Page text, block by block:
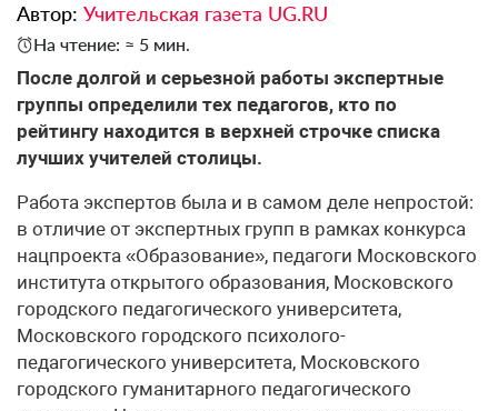
Автор: Учительская газета UG.RU
На чтение: ≈ 5 мин.
После долгой и серьезной работы экспертные
группы определили тех педагогов, кто по
рейтингу находится в верхней строчке списка
лучших учителей столицы.
Работа экспертов была и в самом деле непростой:
в отличие от экспертных групп в рамках конкурса
нацпроекта «Образование», педагоги Московского
института открытого образования, Московского
городского педагогического университета,
Московского городского психолого-
педагогического университета, Московского
городского гуманитарного педагогического